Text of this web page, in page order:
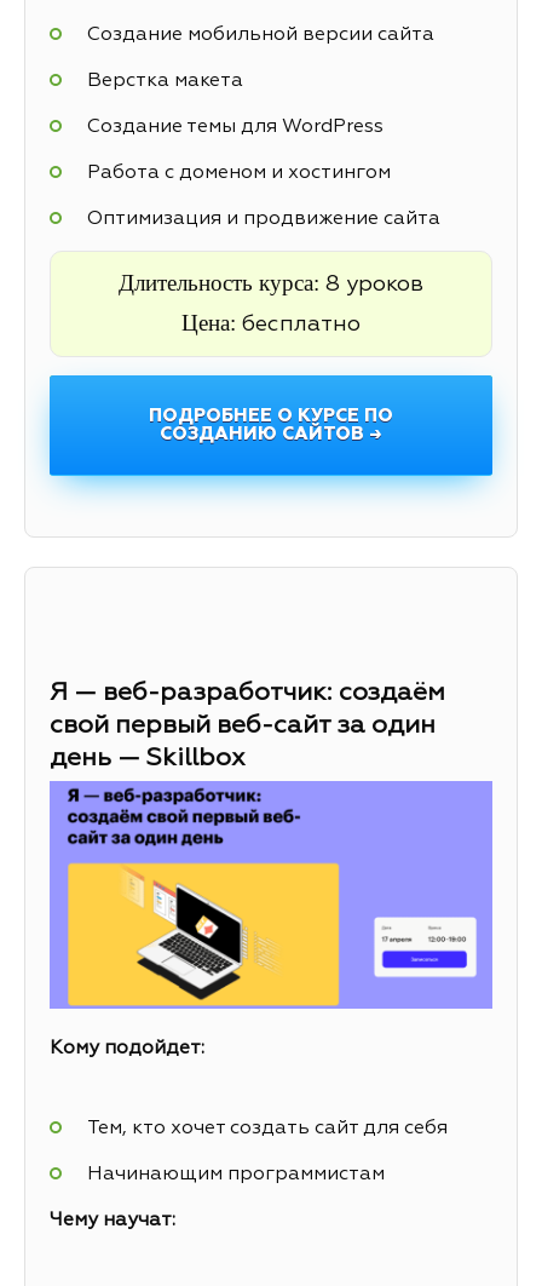
Создание мобильной версии сайта
Верстка макета
Создание темы для WordPress
Работа с доменом и хостингом
Оптимизация и продвижение сайта
Длительность курса: 8 уроков
Цена: бесплатно
ПОДРОБНЕЕ О КУРСЕ ПО
СОЗДАНИЮ САЙТОВ →
Я — веб-разработчик: создаём
свой первый веб-сайт за один
день — Skillbox
Кому подойдет:
Тем, кто хочет создать сайт для себя
Начинающим программистам
Чему научат: